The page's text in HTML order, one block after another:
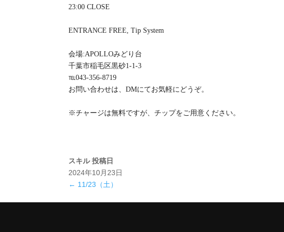
23:00 CLOSE
ENTRANCE FREE, Tip System
会場:APOLLOみどり台
千葉市稲毛区黒砂1-1-3
℡043-356-8719
お問い合わせは、DMにてお気軽にどうぞ。
※チャージは無料ですが、チップをご用意ください。
スキル 投稿日
2024年10月23日
← 11/23（土）